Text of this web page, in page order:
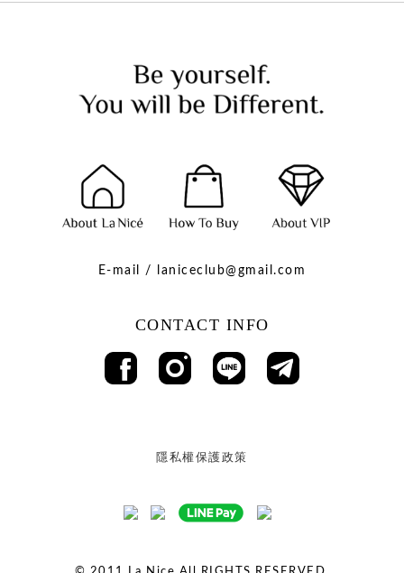
E-mail / laniceclub@gmail.com
CONTACT INFO
隱私權保護政策